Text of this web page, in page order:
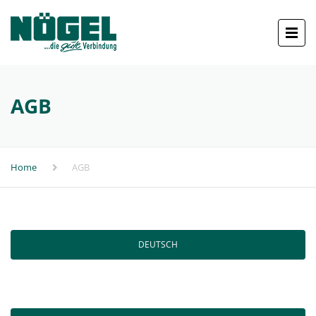
AGB
Home AGB
DEUTSCH